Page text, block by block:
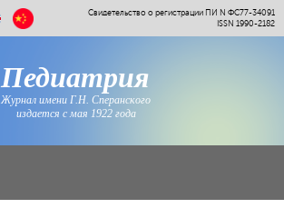
Свидетельство о регистрации ПИ N ФС77-34091
ISSN 1990-2182
Педиатрия
Журнал имени Г.Н. Сперанского
издается с мая 1922 года